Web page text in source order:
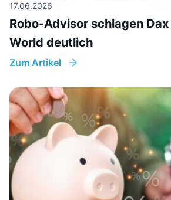
17.06.2026
Robo-Advisor schlagen Dax
World deutlich
Zum Artikel